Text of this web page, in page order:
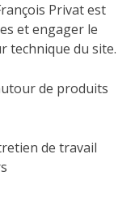
Privat est
et engager le
technique du site.
de produits
de travail